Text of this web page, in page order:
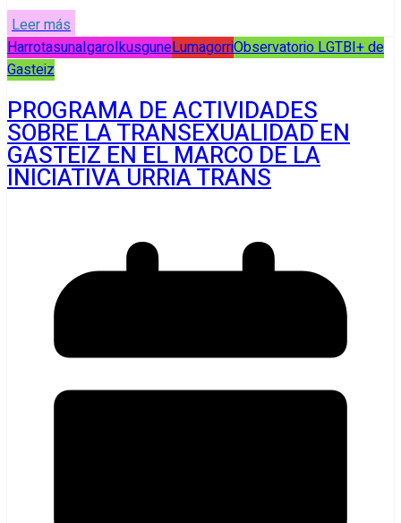
Leer más
HarrotasunaIgaroIkusguneLumagorriObservatorio LGTBI+ de
Gasteiz
PROGRAMA DE ACTIVIDADES
SOBRE LA TRANSEXUALIDAD EN
GASTEIZ EN EL MARCO DE LA
INICIATIVA URRIA TRANS